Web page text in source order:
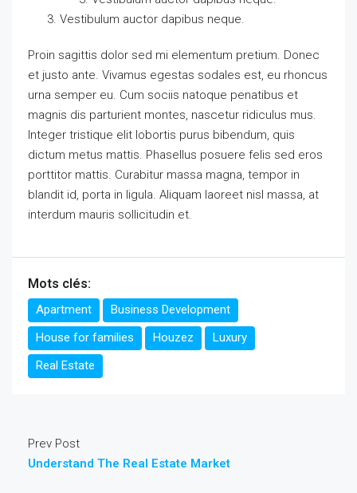
Vestibulum auctor dapibus neque.
Proin sagittis dolor sed mi elementum pretium. Donec
et justo ante. Vivamus egestas sodales est, eu rhoncus
urna semper eu. Cum sociis natoque penatibus et
magnis dis parturient montes, nascetur ridiculus mus.
Integer tristique elit lobortis purus bibendum, quis
dictum metus mattis. Phasellus posuere felis sed eros
porttitor mattis. Curabitur massa magna, tempor in
blandit id, porta in ligula. Aliquam laoreet nisl massa, at
interdum mauris sollicitudin et.
Mots clés:
Apartment
Business Development
House for families
Houzez
Luxury
Real Estate
Prev Post
Understand The Real Estate Market